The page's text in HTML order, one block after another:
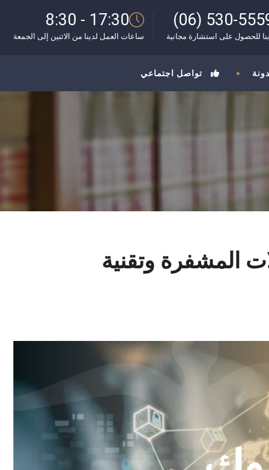
8:30 - 17:30
ساعات العمل لدينا من الاثنين إلى الجمعة
(06) 530-
للحصول على استشارة مجانية
تواصل اجتماعي
المشفرة وتقنية